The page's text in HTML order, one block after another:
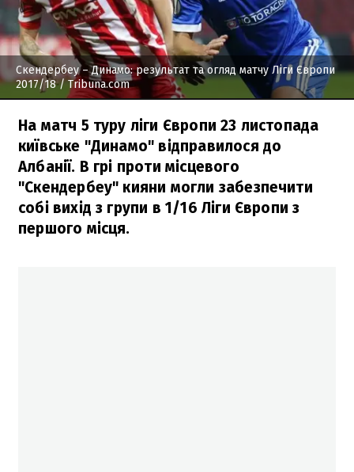
Скендербеу – Динамо: результат та огляд матчу Ліги Європи
2017/18/ Tribuna.com
На матч 5 туру ліги Європи 23 листопада
київське "Динамо" відправилося до
Албанії. В грі проти місцевого
"Скендербеу" кияни могли забезпечити
собі вихід з групи в 1/16 Ліги Європи з
першого місця.